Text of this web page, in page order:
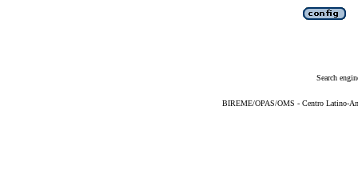
Search
BIREME/OPAS/OMS - Centro Latino-